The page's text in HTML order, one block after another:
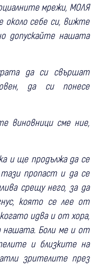
мрежи, МОЛЯ
около себе си, вижте
допускайте нашата
да си свършат
да си понесе
виновници сме ние,
и ще продължа да се
пропаст и да се
срещу него, за да
която се лее от
идва и от хора,
нашата. Боли ме и от
и близките на
зрителите през